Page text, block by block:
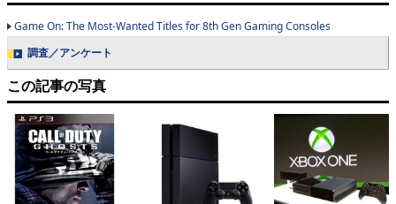
Game On: The Most-Wanted Titles for 8th Gen Gaming Consoles
調査／アンケート
この記事の写真